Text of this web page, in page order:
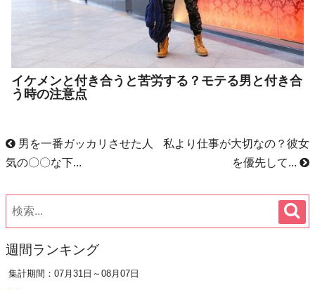
イケメンと付き合うと苦労する？モテる男と付き合
う時の注意点
男を一番ガッカリさせた人
気の〇〇な下...
私より仕事が大切なの？彼女
を優先して...
週間ランキング
集計期間：07月31日～08月07日